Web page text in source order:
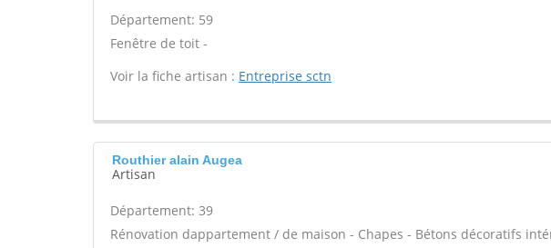
Département: 59
Fenêtre de toit -
Voir la fiche artisan : Entreprise sctn
Routhier alain Augea
Artisan
Département: 39
Rénovation dappartement / de maison - Chapes - Bétons décoratifs